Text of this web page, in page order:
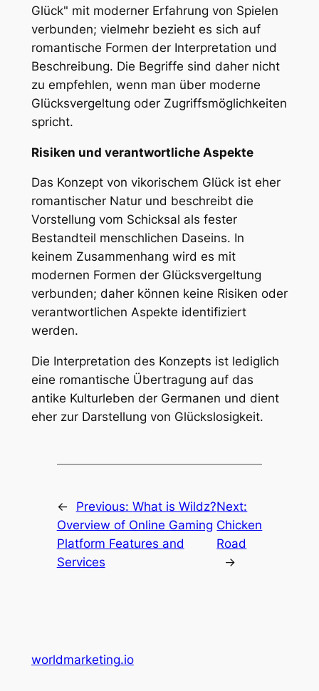
Glück" mit moderner Erfahrung von Spielen
verbunden; vielmehr bezieht es sich auf
romantische Formen der Interpretation und
Beschreibung. Die Begriffe sind daher nicht
zu empfehlen, wenn man über moderne
Glücksvergeltung oder Zugriffsmöglichkeiten
spricht.
Risiken und verantwortliche Aspekte
Das Konzept von vikorischem Glück ist eher
romantischer Natur und beschreibt die
Vorstellung vom Schicksal als fester
Bestandteil menschlichen Daseins. In
keinem Zusammenhang wird es mit
modernen Formen der Glücksvergeltung
verbunden; daher können keine Risiken oder
verantwortlichen Aspekte identifiziert
werden.
Die Interpretation des Konzepts ist lediglich
eine romantische Übertragung auf das
antike Kulturleben der Germanen und dient
eher zur Darstellung von Glückslosigkeit.
← Previous: What is Wildz?
Overview of Online Gaming
Platform Features and
Services
Next:
Chicken
Road
→
worldmarketing.io